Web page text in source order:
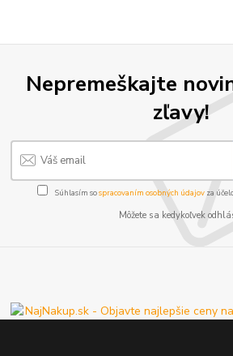
Nepremeškajte
zľavy!
Súhlasím sospracovaním osobných údajov za
Môžete sa kedykoľvek